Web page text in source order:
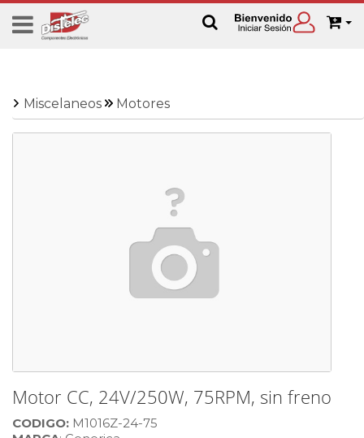
Miscelaneos Motores
Motor CC, 24V/250W, 75RPM, sin freno
CODIGO: M1016Z-24-75